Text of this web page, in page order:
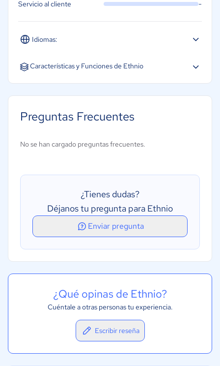
Idiomas:
Inglés
Servicio al cliente -
Características y Funciones de Ethnio
Hosting Integrado y Previsualización
Preguntas Frecuentes
No se han cargado preguntas frecuentes.
¿Tienes dudas?
Déjanos tu pregunta para Ethnio
Enviar pregunta
¿Qué opinas de Ethnio?
Cuéntale a otras personas tu experiencia.
Escribir reseña